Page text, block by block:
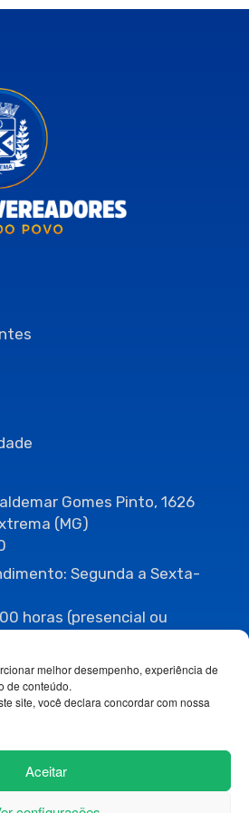
melhor desempenho, experiência de
de conteúdo.
site, você declara concordar com nossa
Aceitar
Gomes Pinto, 1626
(MG)
Segunda a Sexta-
horas (presencial ou
3435-3063